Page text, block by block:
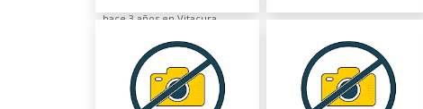
hace 3 años en Vitacura